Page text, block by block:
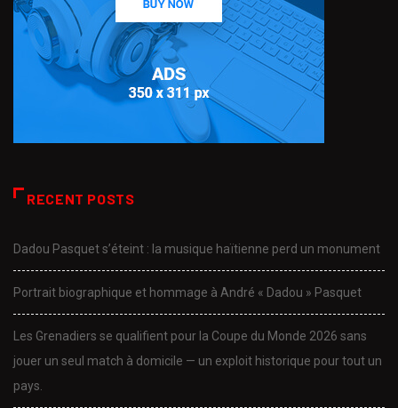
RECENT POSTS
Dadou Pasquet s’éteint : la musique haïtienne perd un monument
Portrait biographique et hommage à André « Dadou » Pasquet
Les Grenadiers se qualifient pour la Coupe du Monde 2026 sans
jouer un seul match à domicile — un exploit historique pour tout un
pays.